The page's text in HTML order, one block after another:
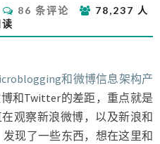
博
和
最
大
不
同
评
论
86 条评论
78,237 人
和微博信息架构产
和Twitter的差距，重点就是
观察新浪微博，以及新浪和
现了一些东西，想在这里和